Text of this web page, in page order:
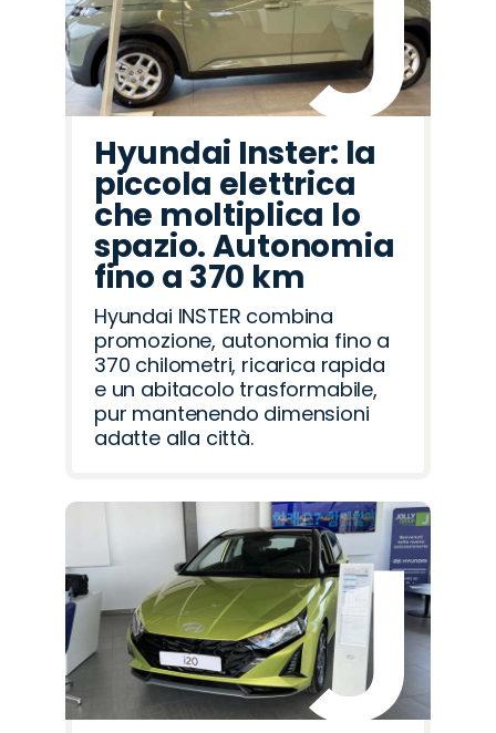
Hyundai Inster: la
piccola elettrica
che moltiplica lo
spazio. Autonomia
fino a 370 km
Hyundai INSTER combina
promozione, autonomia fino a
370 chilometri, ricarica rapida
e un abitacolo trasformabile,
pur mantenendo dimensioni
adatte alla città.